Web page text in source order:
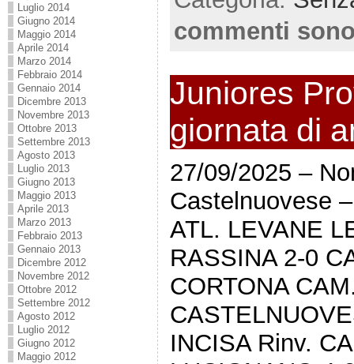
Luglio 2014
Giugno 2014
Maggio 2014
Aprile 2014
Marzo 2014
Febbraio 2014
Gennaio 2014
Dicembre 2013
Novembre 2013
Ottobre 2013
Settembre 2013
Agosto 2013
Luglio 2013
Giugno 2013
Maggio 2013
Aprile 2013
Marzo 2013
Febbraio 2013
Gennaio 2013
Dicembre 2012
Novembre 2012
Ottobre 2012
Settembre 2012
Agosto 2012
Luglio 2012
Giugno 2012
Maggio 2012
commenti
Juniores
giornata di
27/09/2025 –
Castelnuovese
ATL. LEVANE
RASSINA 2-0
CORTONA
INCISA Rinv.